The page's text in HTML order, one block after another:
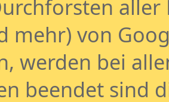
aller
mehr) von
werden bei
beendet sind